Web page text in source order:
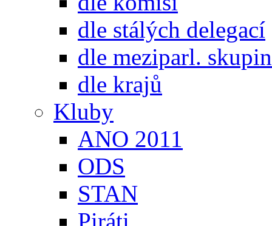
dle stálých delegací
dle meziparl. skupin
dle krajů
Kluby
ANO 2011
ODS
STAN